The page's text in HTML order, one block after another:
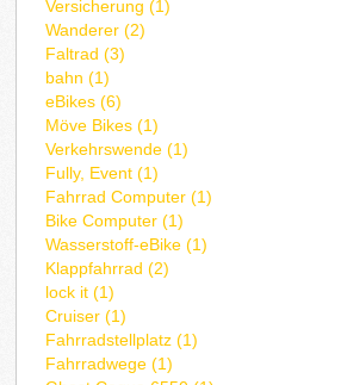
Versicherung (1)
Wanderer (2)
Faltrad (3)
bahn (1)
eBikes (6)
Möve Bikes (1)
Verkehrswende (1)
Fully, Event (1)
Fahrrad Computer (1)
Bike Computer (1)
Wasserstoff-eBike (1)
Klappfahrrad (2)
lock it (1)
Cruiser (1)
Fahrradstellplatz (1)
Fahrradwege (1)